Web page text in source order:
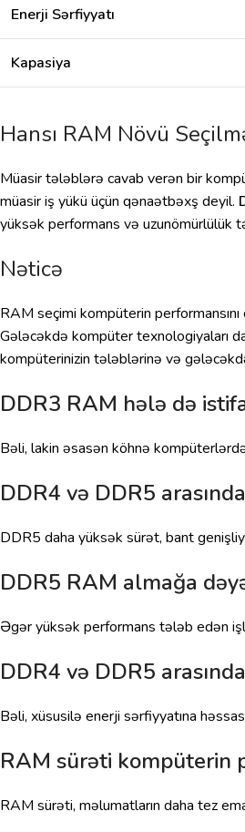
Enerji Sərfiyyatı
Kapasiya
Hansı RAM Növü
Müasir tələblərə cavab verən bir
müasir iş yükü üçün qənaətbəxş deyil.
yüksək performans və uzunömürlülük
Nəticə
RAM seçimi kompüterin
Gələcəkdə kompüter texnologiyaları
kompüterinizin tələblərinə və
DDR3 RAM hələ də
Bəli, lakin əsasən köhnə
DDR4 və DDR5
DDR5 daha yüksək sürət, bant
DDR5 RAM almağa
Əgər yüksək performans tələb edən
DDR4 və DDR5
Bəli, xüsusilə enerji sərfiyyatına
RAM sürəti kompüterin
RAM sürəti, məlumatların daha tez